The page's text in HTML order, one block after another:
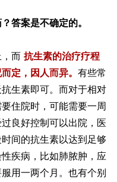
答案是不确定的。
而 抗生素的治疗疗程
定，因人而异。 有些常
生素即可。而对于相对
住院时，可能需要一周
良好控制可以出院，医
间的抗生素以达到足够
疾病，比如肺脓肿，应
用一两个月。也有个别